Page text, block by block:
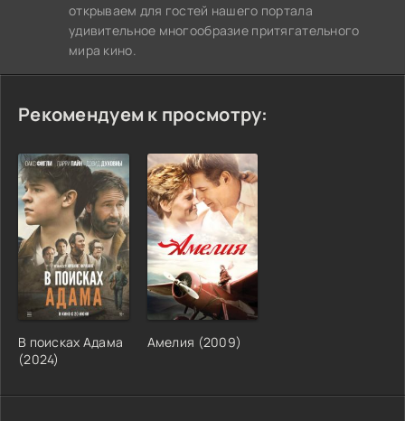
открываем для гостей нашего портала
удивительное многообразие притягательного
мира кино.
Рекомендуем к просмотру:
В поисках Адама
(2024)
Амелия (2009)